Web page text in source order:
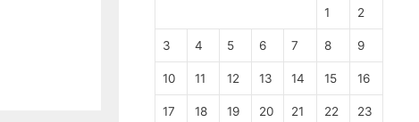
1 2
3 4 5 6 7 8 9
10 11 12 13 14 15 16
17 18 19 20 21 22 23